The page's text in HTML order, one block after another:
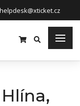
helpdesk@xticket.cz